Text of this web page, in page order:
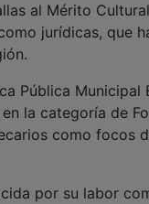
al Mérito
jurídicas, que
Municipal
la categoría de
como focos
por su labor